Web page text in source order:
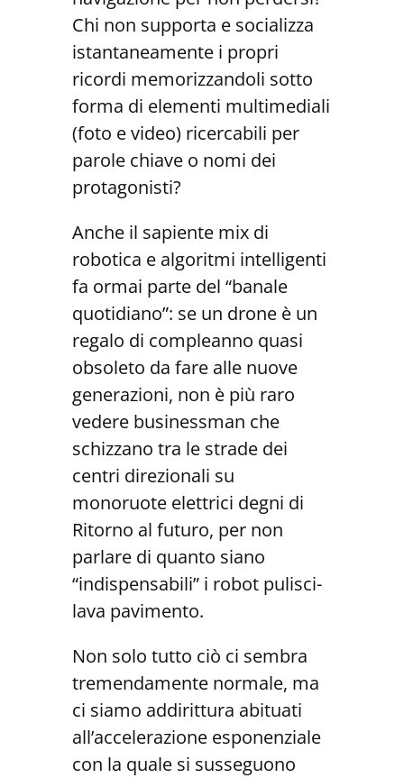
Chi non supporta e socializza
istantaneamente i propri
ricordi memorizzandoli sotto
forma di elementi multimediali
(foto e video) ricercabili per
parole chiave o nomi dei
protagonisti?
Anche il sapiente mix di
robotica e algoritmi intelligenti
fa ormai parte del “banale
quotidiano”: se un drone è un
regalo di compleanno quasi
obsoleto da fare alle nuove
generazioni, non è più raro
vedere businessman che
schizzano tra le strade dei
centri direzionali su
monoruote elettrici degni di
Ritorno al futuro, per non
parlare di quanto siano
“indispensabili” i robot pulisci-
lava pavimento.
Non solo tutto ciò ci sembra
tremendamente normale, ma
ci siamo addirittura abituati
all’accelerazione esponenziale
con la quale si susseguono